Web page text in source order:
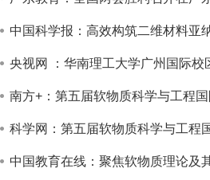
中国科学报：高效构筑二维材料亚
央视网 ：华南理工大学广州国际
南方+：第五届软物质科学与工程
科学网：第五届软物质科学与工程
中国教育在线：聚焦软物质理论